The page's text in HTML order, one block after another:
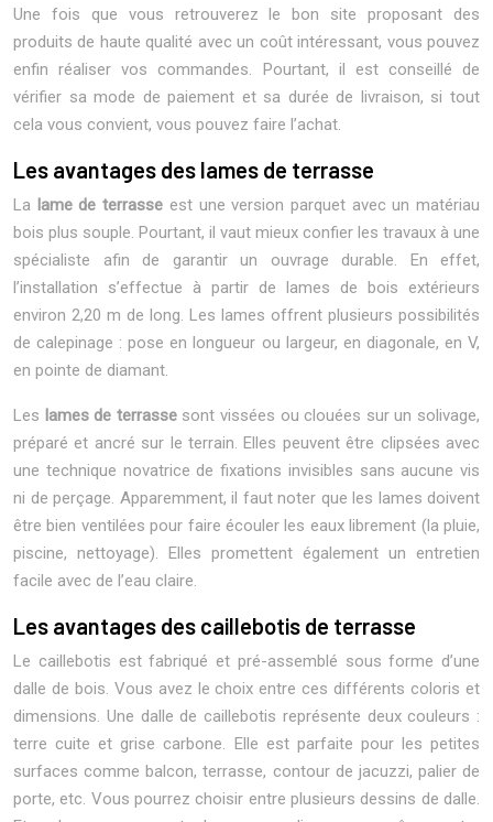
Une fois que vous retrouverez le bon site proposant des
produits de haute qualité avec un coût intéressant, vous pouvez
enfin réaliser vos commandes. Pourtant, il est conseillé de
vérifier sa mode de paiement et sa durée de livraison, si tout
cela vous convient, vous pouvez faire l’achat.
Les avantages des lames de terrasse
La lamede terrasse est une version parquet avec un matériau
bois plus souple. Pourtant, il vaut mieux confier les travaux à une
spécialiste afin de garantir un ouvrage durable. En effet,
l’installation s’effectue à partir de lames de bois extérieurs
environ 2,20 m de long. Les lames offrent plusieurs possibilités
de calepinage : pose en longueur ou largeur, en diagonale, en V,
en pointe de diamant.
Les lames de terrassesont vissées ou clouées sur un solivage,
préparé et ancré sur le terrain. Elles peuvent être clipsées avec
une technique novatrice de fixations invisibles sans aucune vis
ni de perçage. Apparemment, il faut noter que les lames doivent
être bien ventilées pour faire écouler les eaux librement (la pluie,
piscine, nettoyage). Elles promettent également un entretien
facile avec de l’eau claire.
Les avantages des caillebotis de terrasse
Le caillebotis est fabriqué et pré-assemblé sous forme d’une
dalle de bois. Vous avez le choix entre ces différents coloris et
dimensions. Une dalle de caillebotis représente deux couleurs :
terre cuite et grise carbone. Elle est parfaite pour les petites
surfaces comme balcon, terrasse, contour de jacuzzi, palier de
porte, etc. Vous pourrez choisir entre plusieurs dessins de dalle.